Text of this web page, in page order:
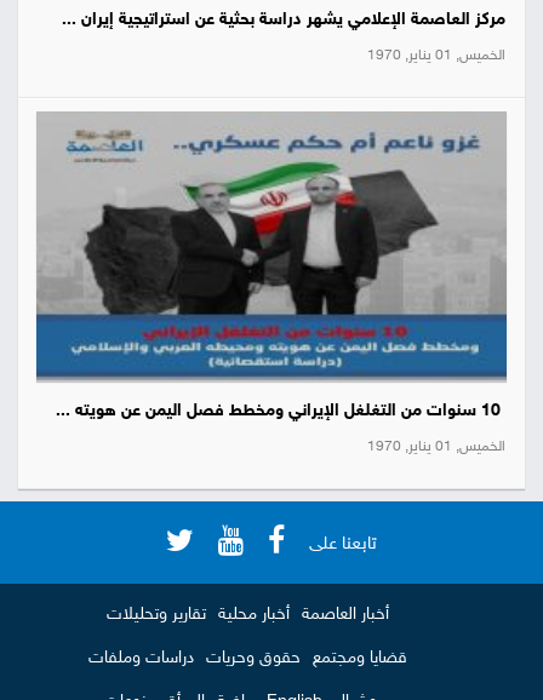
مركز العاصمة الإعلامي يشهر دراسة بحثية عن استراتيجية إيران ...
الخميس, 01 يناير, 1970
الخميس, 01 يناير, 1970
تابعنا على
أخبار العاصمة أخبار محلية تقارير وتحليلات
قضايا ومجتمع حقوق وحريات دراسات وملفات